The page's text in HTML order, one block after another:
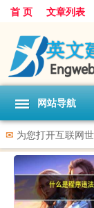
首 页 文章列表
网站导航
✉ 为您打开互联网